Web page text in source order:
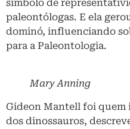
símbolo de
paleontólogas. E ela
dominó, influenciando
para a Paleontologia.
Mary Anning
Gideon Mantell foi quem
dos dinossauros,